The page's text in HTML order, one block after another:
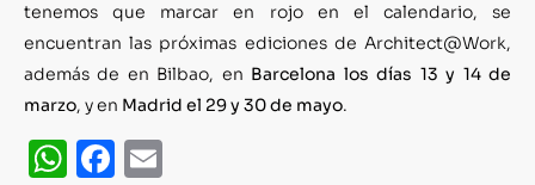
tenemos que marcar en rojo en el calendario, se
encuentran las próximas ediciones de Architect@Work,
además de en Bilbao, en Barcelona los días 13 y 14 de
marzo, y en Madrid el 29 y 30 de mayo.
WhatsApp
Facebook